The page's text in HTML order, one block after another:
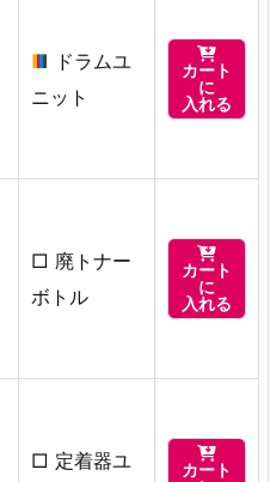
■ ドラムユ
ニット

カート
に
入れる
□ 廃トナー
ボトル

カート
に
入れる
□ 定着器ユ

カート